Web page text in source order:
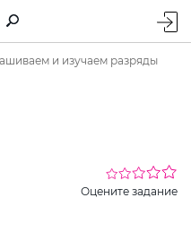
и изучаем разряды
Оцените задание